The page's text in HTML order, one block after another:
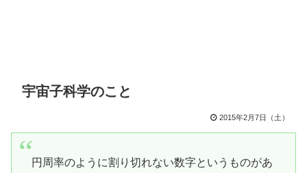
宇宙子科学のこと
2015年2月7日（土）
円周率のように割り切れない数字というものがあ